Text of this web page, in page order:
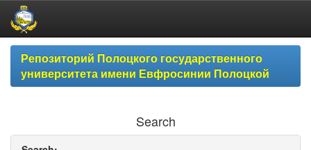
Skip
navigationРепозиторий Полоцкого государственного
университета имени Евфросинии Полоцкой
Search